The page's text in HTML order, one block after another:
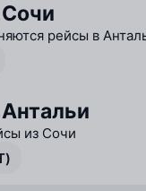
рейсы в
из Сочи